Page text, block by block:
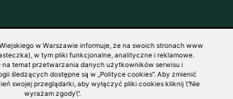
— ALL RIGHTS RESERVED
Wiejskiego w Warszawie informuje, że na swoich stronach www
w tym pliki funkcjonalne, analityczne i reklamowe.
na temat przetwarzania danych użytkowników serwisu i
śledzących dostępne są w „Polityce cookies”. Aby zmienić
swojej przeglądarki, aby wyłączyć pliki cookies kliknij \"Nie
wyrażam zgody\".